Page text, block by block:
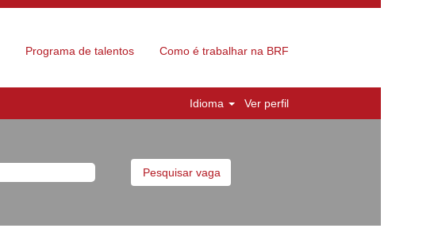
Programa de talentos Como é trabalhar na BRF
Idioma Ver perfil